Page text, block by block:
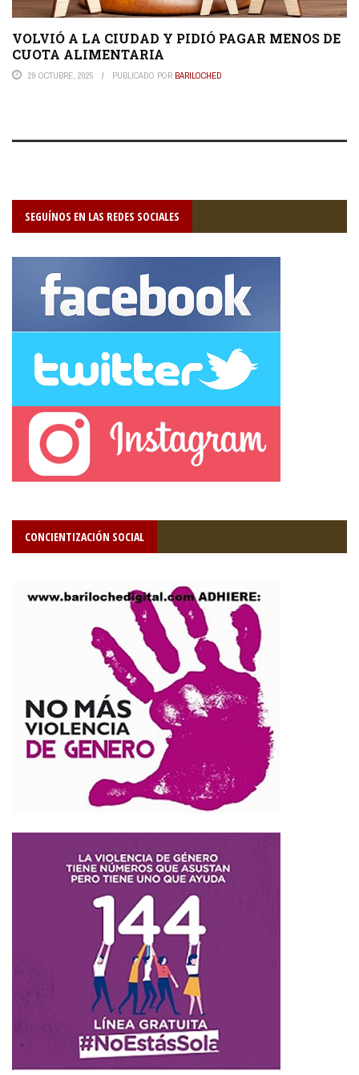
VOLVIÓ A LA CIUDAD Y PIDIÓ PAGAR MENOS DE
CUOTA ALIMENTARIA
29 OCTUBRE, 2025 PUBLICADO POR BARILOCHED
SEGUÍNOS EN LAS REDES SOCIALES
CONCIENTIZACIÓN SOCIAL